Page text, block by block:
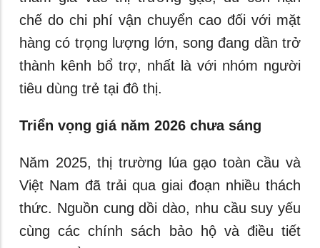
chế do chi phí vận chuyển cao đối với mặt
hàng có trọng lượng lớn, song đang dần trở
thành kênh bổ trợ, nhất là với nhóm người
tiêu dùng trẻ tại đô thị.
Triển vọng giá năm 2026 chưa sáng
Năm 2025, thị trường lúa gạo toàn cầu và
Việt Nam đã trải qua giai đoạn nhiều thách
thức. Nguồn cung dồi dào, nhu cầu suy yếu
cùng các chính sách bảo hộ và điều tiết